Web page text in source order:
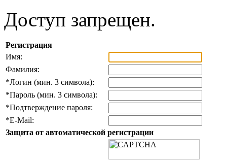
Доступ запрещен.
Регистрация
Имя:
Фамилия:
*Логин (мин. 3 символа):
*Пароль (мин. 3 символа):
*Подтверждение пароля:
*E-Mail:
Защита от автоматической регистрации